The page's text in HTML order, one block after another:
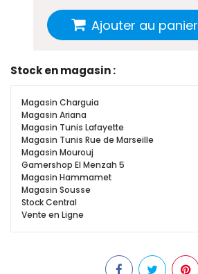
Ajouter au panier
Stock en magasin :
Magasin Charguia
Magasin Ariana
Magasin Tunis Lafayette
Magasin Tunis Rue de Marseille
Magasin Mourouj
Gamershop El Menzah 5
Magasin Hammamet
Magasin Sousse
Stock Central
Vente en Ligne